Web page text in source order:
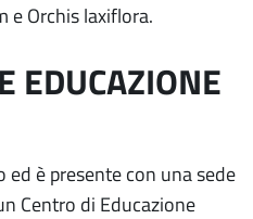
e Orchis laxiflora.
EDUCAZIONE
è presente con una sede
Centro di Educazione